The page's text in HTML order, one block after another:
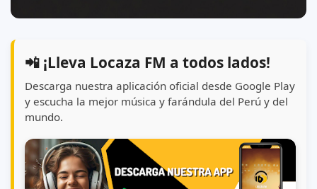
📲 ¡Lleva Locaza FM a todos lados!
Descarga nuestra aplicación oficial desde Google Play
y escucha la mejor música y farándula del Perú y del
mundo.